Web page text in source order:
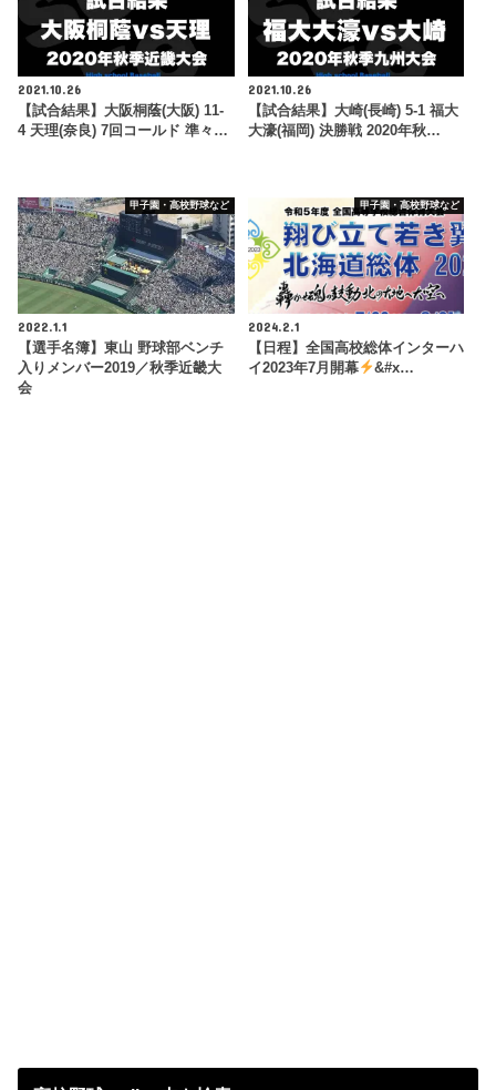
2021.10.26
【試合結果】大阪桐蔭(大阪) 11-
4 天理(奈良) 7回コールド 準々…
2021.10.26
【試合結果】大崎(長崎) 5-1 福大
大濠(福岡) 決勝戦 2020年秋…
甲子園・高校野球など
2022.1.1
【選手名簿】東山 野球部ベンチ
入りメンバー2019／秋季近畿大
会
甲子園・高校野球など
2024.2.1
【日程】全国高校総体インターハ
イ2023年7月開幕
&#x…